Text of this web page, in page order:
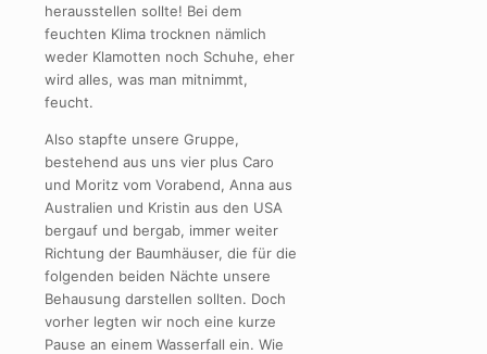
herausstellen sollte! Bei dem
feuchten Klima trocknen nämlich
weder Klamotten noch Schuhe, eher
wird alles, was man mitnimmt,
feucht.
Also stapfte unsere Gruppe,
bestehend aus uns vier plus Caro
und Moritz vom Vorabend, Anna aus
Australien und Kristin aus den USA
bergauf und bergab, immer weiter
Richtung der Baumhäuser, die für die
folgenden beiden Nächte unsere
Behausung darstellen sollten. Doch
vorher legten wir noch eine kurze
Pause an einem Wasserfall ein. Wie